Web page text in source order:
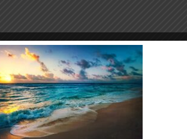
και αισθητικής σε μηχανές
έρχεται σε Μαύρο Γυαλιστερό χρώμα